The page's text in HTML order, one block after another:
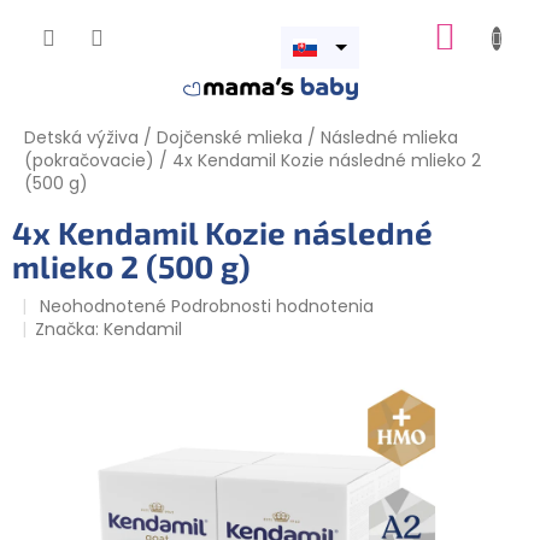
Otvoriť
Detská výživa / Dojčenské mlieka / Následné mlieka
(pokračovacie) / 4x Kendamil Kozie následné mlieko 2
(500 g)
4x Kendamil Kozie následné
mlieko 2 (500 g)
Priemerné
hodnotenie
hviezdičiek.
Neohodnotené Podrobnosti hodnotenia
Značka:Kendamil